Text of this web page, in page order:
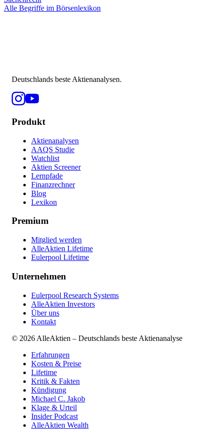
Alle Begriffe im Börsenlexikon
Deutschlands beste Aktienanalysen.
Produkt
Aktienanalysen
AAQS Studie
Watchlist
Aktien Screener
Lernpfade
Finanzrechner
Blog
Lexikon
Premium
Mitglied werden
AlleAktien Lifetime
Eulerpool Lifetime
Unternehmen
Eulerpool Research Systems
AlleAktien Investors
Über uns
Kontakt
© 2026 AlleAktien – Deutschlands beste Aktienanalyse
Erfahrungen
Kosten & Preise
Lifetime
Kritik & Fakten
Kündigung
Michael C. Jakob
Klage & Urteil
Insider Podcast
AlleAktien Wealth